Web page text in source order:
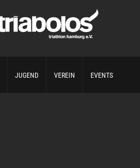
JUGEND VEREIN EVENTS